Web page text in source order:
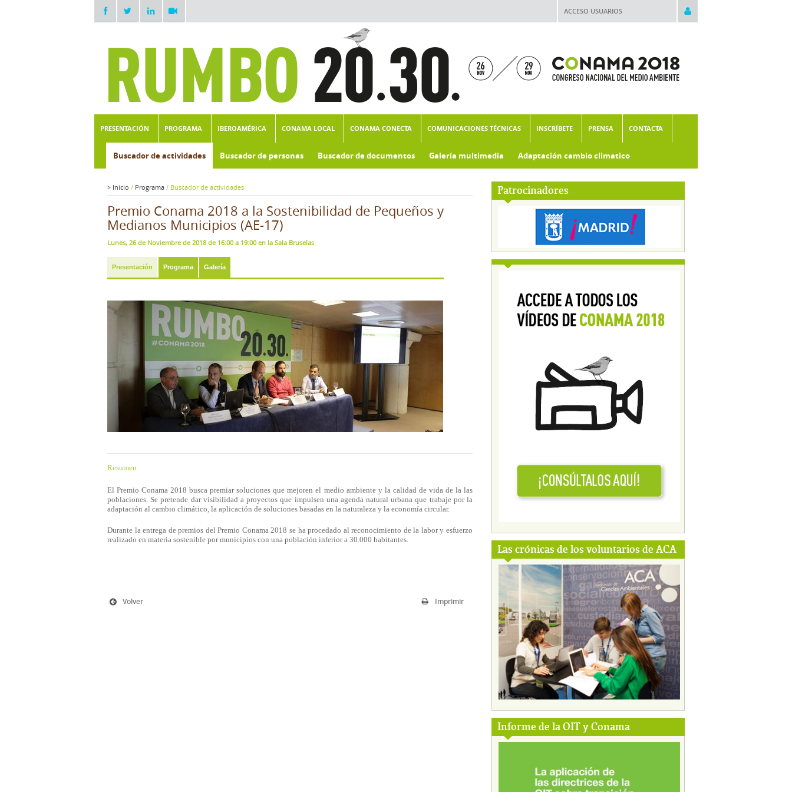
ACCESO USUARIOS
PRESENTACIÓN PROGRAMA IBEROAMÉRICA CONAMA LOCAL CONAMA CONECTA COMUNICACIONES TÉCNICAS INSCRÍBETE PRENSA CONTACTA
Buscador de actividades Buscador de personas Buscador de documentos Galería multimedia Adaptación cambio climatico
Patrocinadores
Las crónicas de los voluntarios de ACA
Informe de la OIT y Conama
> Inicio / Programa / Buscador de actividades
Premio Conama 2018 a la Sostenibilidad de Pequeños y
Medianos Municipios (AE-17)
Lunes, 26 de Noviembre de 2018 de 16:00 a 19:00 en la Sala Bruselas
Presentación Programa Galería
Resumen
El Premio Conama 2018 busca premiar soluciones que mejoren el medio ambiente y la calidad de vida de la las
poblaciones. Se pretende dar visibilidad a proyectos que impulsen una agenda natural urbana que trabaje por la
adaptación al cambio climático, la aplicación de soluciones basadas en la naturaleza y la economía circular.
Durante la entrega de premios del Premio Conama 2018 se ha procedado al reconocimiento de la labor y esfuerzo
realizado en materia sostenible por municipios con una población inferior a 30.000 habitantes.
Imprimir
Volver